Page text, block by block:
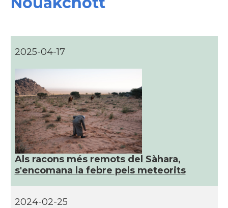
2025-04-17
Als racons més remots del Sàhara,
s'encomana la febre pels meteorits
2024-02-25